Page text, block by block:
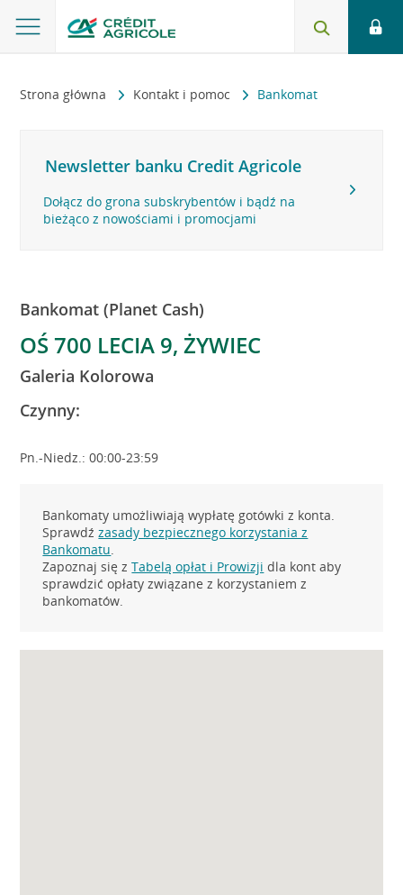
Strona główna Kontakt i pomoc Bankomat
Newsletter banku Credit Agricole
Dołącz do grona subskrybentów i bądź na
bieżąco z nowościami i promocjami
Bankomat (Planet Cash)
OŚ 700 LECIA 9, ŻYWIEC
Galeria Kolorowa
Czynny:
Pn.-Niedz.: 00:00-23:59
Bankomaty umożliwiają wypłatę gotówki z konta.
Sprawdźzasady bezpiecznego korzystania z
Bankomatu.
Zapoznaj się zTabelą opłat i Prowizji dla kont aby
sprawdzić opłaty związane z korzystaniem z
bankomatów.